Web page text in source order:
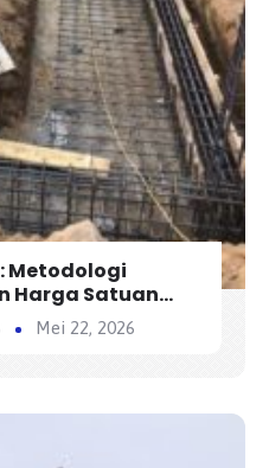
Metodologi
Harga Satuan
Mei 22, 2026